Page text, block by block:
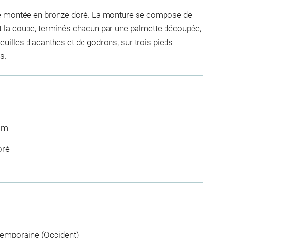
en bronze doré. La monture se compose de
coupe, terminés chacun par une palmette découpée,
d'acanthes et de godrons, sur trois pieds
(Occident)